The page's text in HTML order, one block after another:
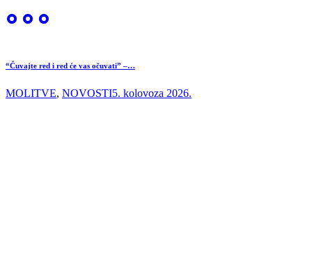
“Čuvajte red i red će vas očuvati” –…
MOLITVE, NOVOSTI5. kolovoza 2026.